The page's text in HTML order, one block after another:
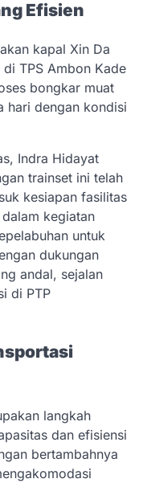
Efisien
kapal Xin Da
TPS Ambon Kade
bongkar muat
hari dengan kondisi
Indra Hidayat
trainset ini telah
kesiapan fasilitas
kegiatan
untuk
dukungan
andal, sejalan
di PTP
langkah
dan efisiensi
bertambahnya